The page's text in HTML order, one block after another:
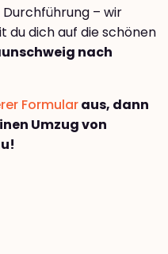
– wir
du dich auf die schönen
nach
Formularaus, dann
Umzug von